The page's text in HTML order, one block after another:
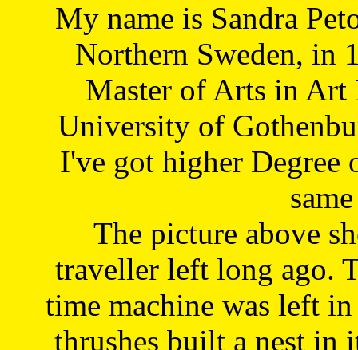
My name is Sandra
Northern Sweden, in
Master of Arts in Art
University of
I've got higher Degree
The picture above
traveller left long ago.
time machine was left
thrushes built a nest in